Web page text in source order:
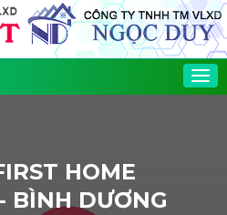
HOME
BÌNH DƯƠNG